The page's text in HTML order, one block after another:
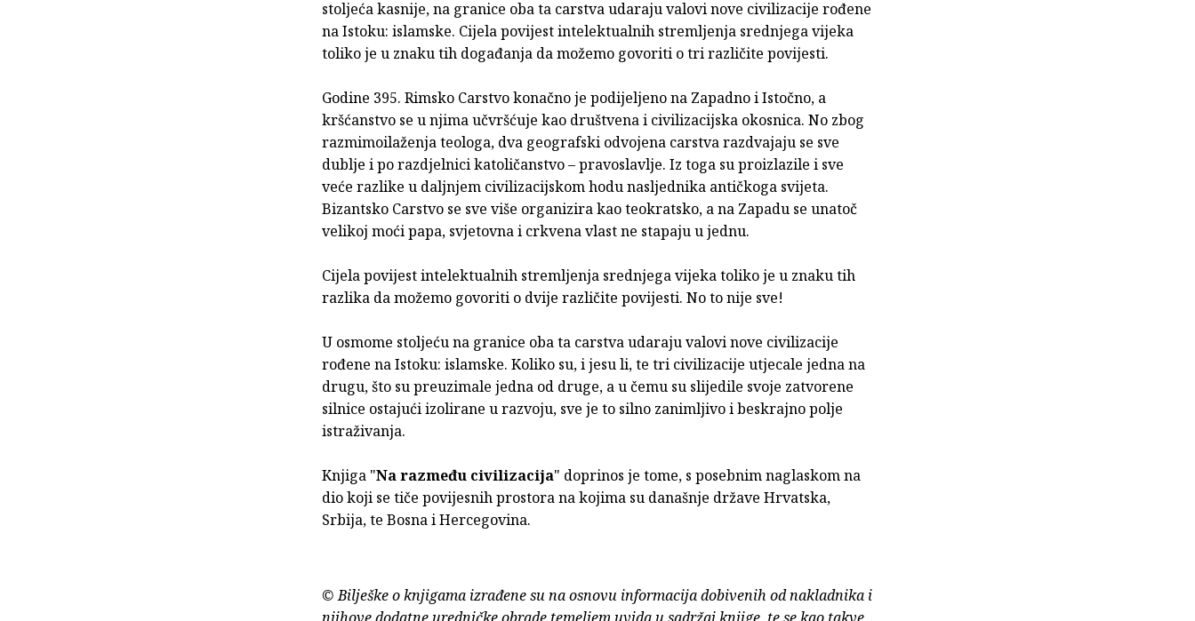
stoljeća kasnije, na granice oba ta carstva udaraju valovi nove civilizacije rođene
na Istoku: islamske. Cijela povijest intelektualnih stremljenja srednjega vijeka
toliko je u znaku tih događanja da možemo govoriti o tri različite povijesti.
Godine 395. Rimsko Carstvo konačno je podijeljeno na Zapadno i Istočno, a
kršćanstvo se u njima učvršćuje kao društvena i civilizacijska okosnica. No zbog
razmimoilaženja teologa, dva geografski odvojena carstva razdvajaju se sve
dublje i po razdjelnici katoličanstvo – pravoslavlje. Iz toga su proizlazile i sve
veće razlike u daljnjem civilizacijskom hodu nasljednika antičkoga svijeta.
Bizantsko Carstvo se sve više organizira kao teokratsko, a na Zapadu se unatoč
velikoj moći papa, svjetovna i crkvena vlast ne stapaju u jednu.
Cijela povijest intelektualnih stremljenja srednjega vijeka toliko je u znaku tih
razlika da možemo govoriti o dvije različite povijesti. No to nije sve!
U osmome stoljeću na granice oba ta carstva udaraju valovi nove civilizacije
rođene na Istoku: islamske. Koliko su, i jesu li, te tri civilizacije utjecale jedna na
drugu, što su preuzimale jedna od druge, a u čemu su slijedile svoje zatvorene
silnice ostajući izolirane u razvoju, sve je to silno zanimljivo i beskrajno polje
istraživanja.
Knjiga "Na razmeđu civilizacija" doprinos je tome, s posebnim naglaskom na
dio koji se tiče povijesnih prostora na kojima su današnje države Hrvatska,
Srbija, te Bosna i Hercegovina.
© Bilješke o knjigama izrađene su na osnovu informacija dobivenih od nakladnika i